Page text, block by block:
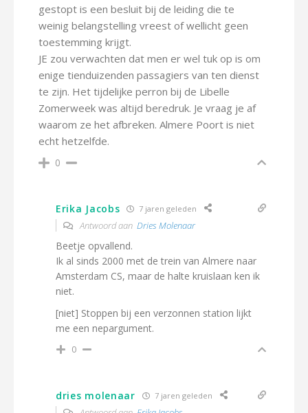
gestopt is een besluit bij de leiding die te
weinig belangstelling vreest of wellicht geen
toestemming krijgt.
JE zou verwachten dat men er wel tuk op is om
enige tienduizenden passagiers van ten dienst
te zijn. Het tijdelijke perron bij de Libelle
Zomerweek was altijd beredruk. Je vraag je af
waarom ze het afbreken. Almere Poort is niet
echt hetzelfde.
0
Erika Jacobs 7 jaren geleden
Antwoord aan Dries Molenaar
Beetje opvallend.
Ik al sinds 2000 met de trein van Almere naar
Amsterdam CS, maar de halte kruislaan ken ik
niet.
[niet] Stoppen bij een verzonnen station lijkt
me een nepargument.
0
dries molenaar 7 jaren geleden